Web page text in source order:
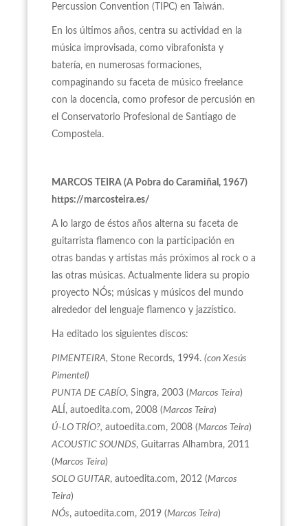
Percussion Convention (TIPC) en Taiwán.
En los últimos años, centra su actividad en la
música improvisada, como vibrafonista y
batería, en numerosas formaciones,
compaginando su faceta de músico freelance
con la docencia, como profesor de percusión en
el Conservatorio Profesional de Santiago de
Compostela.
MARCOS TEIRA (A Pobra do Caramiñal, 1967)
https://marcosteira.es/
A lo largo de éstos años alterna su faceta de
guitarrista flamenco con la participación en
otras bandas y artistas más próximos al rock o a
las otras músicas. Actualmente lidera su propio
proyecto NÓs; músicas y músicos del mundo
alrededor del lenguaje flamenco y jazzístico.
Ha editado los siguientes discos:
PIMENTEIRA, Stone Records, 1994. (con Xesús
Pimentel)
PUNTA DE CABÍO, Singra, 2003 (Marcos Teira)
ALÍ, autoedita.com, 2008 (Marcos Teira)
Ú-LO TRÍO?, autoedita.com, 2008 (Marcos Teira)
ACOUSTIC SOUNDS, Guitarras Alhambra, 2011
(Marcos Teira)
SOLO GUITAR, autoedita.com, 2012 (Marcos
Teira)
NÓs, autoedita.com, 2019 (Marcos Teira)